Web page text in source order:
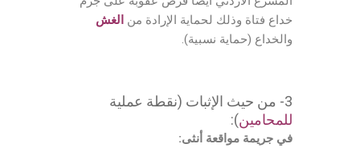
خداع فتاة وذلك لحماية الإرادة من الغش
والخداع (حماية نسبية).
3- من حيث الإثبات (نقطة عملية
للمحامين):
في جريمة مواقعة أنثى: